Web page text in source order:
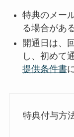
特典のメー
る場合があ
開通日は、
し、初めて
提供条件書
特典付与方